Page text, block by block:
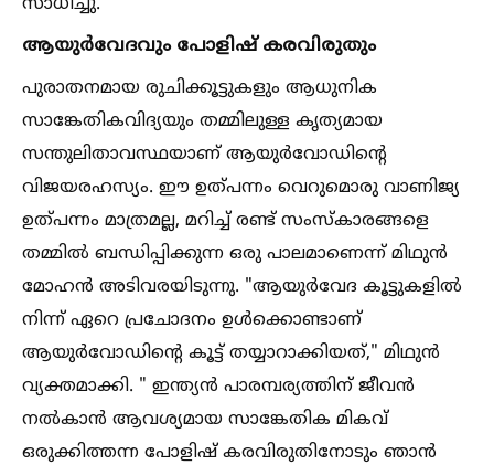
ആയുർവേദവും പോളിഷ് കരവിരുതും
പുരാതനമായ രുചിക്കൂട്ടുകളും ആധുനിക
സാങ്കേതികവിദ്യയും തമ്മിലുള്ള കൃത്യമായ
സന്തുലിതാവസ്ഥയാണ് ആയുർവോഡിന്റെ
വിജയരഹസ്യം. ഈ ഉത്പന്നം വെറുമൊരു വാണിജ്യ
ഉത്പന്നം മാത്രമല്ല, മറിച്ച്‌ രണ്ട് സംസ്കാരങ്ങളെ
തമ്മില്‍ ബന്ധിപ്പിക്കുന്ന ഒരു പാലമാണെന്ന് മിഥുൻ
മോഹൻ അടിവരയിടുന്നു. "ആയുർവേദ കൂട്ടുകളില്‍
നിന്ന് ഏറെ പ്രചോദനം ഉള്‍ക്കൊണ്ടാണ്
ആയുർവോഡിന്റെ കൂട്ട് തയ്യാറാക്കിയത്," മിഥുൻ
വ്യക്തമാക്കി. " ഇന്ത്യൻ പാരമ്പര്യത്തിന് ജീവൻ
നല്‍കാൻ ആവശ്യമായ സാങ്കേതിക മികവ്
ഒരുക്കിത്തന്ന പോളിഷ് കരവിരുതിനോടും ഞാൻ